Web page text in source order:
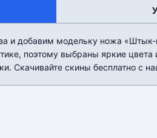
и добавим модельку ножа
поэтому выбраны яркие
Скачивайте скины бесплатно с